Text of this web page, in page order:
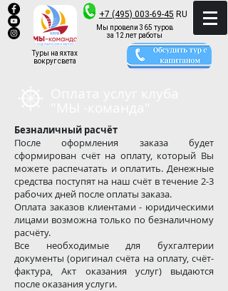
+7 (495) 003-69-45 RU
Туры на яхтах
вокруг света
Мы провели 365 туров
за 12 лет работы
Безналичный расчёт
После оформления заказа будет
сформирован счёт на оплату, который Вы
можете распечатать и оплатить. Денежные
средства поступят на наш счёт в течение 2-3
рабочих дней после оплаты заказа.
Оплата заказов клиентами - юридическими
лицами возможна только по безналичному
расчёту.
Все необходимые для бухгалтерии
документы (оригинал счёта на оплату, счёт-
фактура, Акт оказания услуг) выдаются
после оказания услуги.